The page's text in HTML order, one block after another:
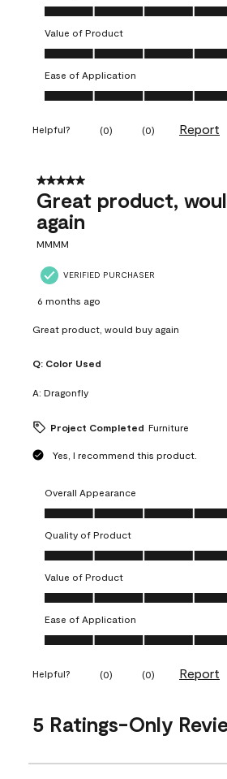
Quality of Product, 5.0 out of 5
Value of Product
Value of Product, 5.0 out of 5
Ease of Application
Ease of Application, 5.0 out of 5
Helpful? (0) (0) Report
5 out of 5 stars.
Great product,
again
MMMM
VERIFIED PURCHASER
6 months ago
Great product, would buy again
Q: Color Used
A: Dragonfly
Project Completed Furniture
Yes, I recommend this product.
Overall Appearance
Overall Appearance, 5.0 out of 5
Quality of Product
Quality of Product, 5.0 out of 5
Value of Product
Value of Product, 5.0 out of 5
Ease of Application
Ease of Application, 5.0 out of 5
Helpful? (0) (0) Report
5 Ratings-Only